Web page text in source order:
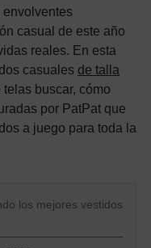
envolventes
casual de este año
reales. En esta
casuales de talla
buscar, cómo
por PatPat que
a juego para toda la
los mejores vestidos